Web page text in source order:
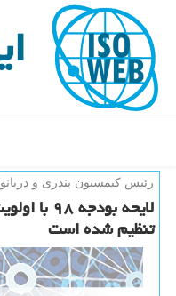
رئیس كیمسیون بندری و
لایحه
تنظیم شده است